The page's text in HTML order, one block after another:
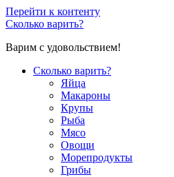
Перейти к контенту
Сколько варить?
Варим с удовольствием!
Сколько варить?
Яйца
Макароны
Крупы
Рыба
Мясо
Овощи
Морепродукты
Грибы